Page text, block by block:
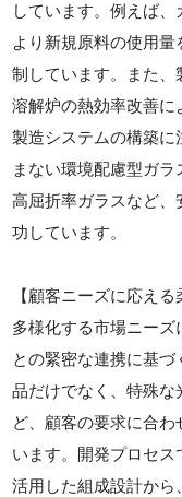
しています。例えば
より新規原料の使用
制しています。また、
溶解炉の熱効率改善に
製造システムの構築に
まない環境配慮型ガ
高屈折率ガラスなど
功しています。
【顧客ニーズに応え
多様化する市場ニー
との緊密な連携に基
品だけでなく、特殊な
ど、顧客の要求に合
います。開発プロセ
活用した組成設計から